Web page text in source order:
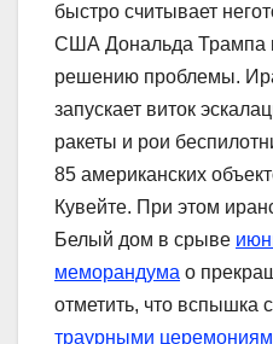
быстро считывает
США Дональда Трампа
решению проблемы.
запускает виток
ракеты и рои
85 американских
Кувейте. При этом
Белый дом в срыве
меморандума о
отметить, что вспышка
траурными